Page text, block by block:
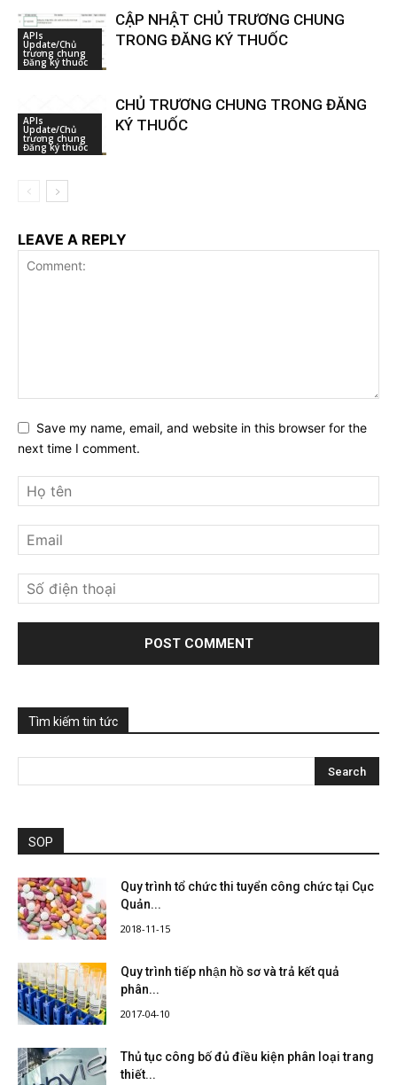
APIs
Update/Chủ
trương chung
Đăng ký thuốc
CẬP NHẬT CHỦ TRƯƠNG CHUNG
TRONG ĐĂNG KÝ THUỐC
APIs
Update/Chủ
trương chung
Đăng ký thuốc
CHỦ TRƯƠNG CHUNG TRONG ĐĂNG
KÝ THUỐC
LEAVE A REPLY
Save my name, email, and website in this browser for the
next time I comment.
Tìm kiếm tin tức
SOP
Quy trình tổ chức thi tuyển công chức tại Cục
Quản...
2018-11-15
Quy trình tiếp nhận hồ sơ và trả kết quả
phân...
2017-04-10
Thủ tục công bố đủ điều kiện phân loại trang
thiết...